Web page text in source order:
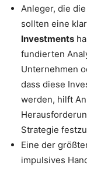
Anleger, die
sollten eine
Investments
fundierten
Unternehmen
dass diese
werden, hilft
Strategie
Eine der
impulsives